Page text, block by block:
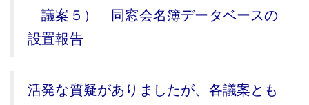
議案５） 同窓会名簿データベースの
設置報告
活発な質疑がありましたが、各議案とも